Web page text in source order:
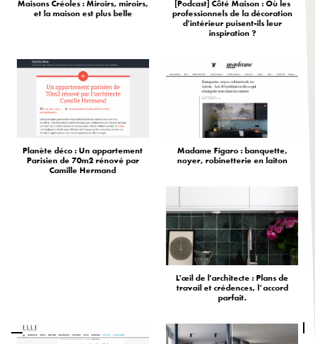
Maisons Créoles : Miroirs, miroirs,
et la maison est plus belle
[Podcast] Côté Maison : Où les
professionnels de la décoration
d'intérieur puisent-ils leur
inspiration ?
Planète déco : Un appartement
Parisien de 70m2 rénové par
Camille Hermand
Madame Figaro : banquette,
noyer, robinetterie en laiton
L'œil de l'architecte : Plans de
travail et crédences, l’accord
parfait.